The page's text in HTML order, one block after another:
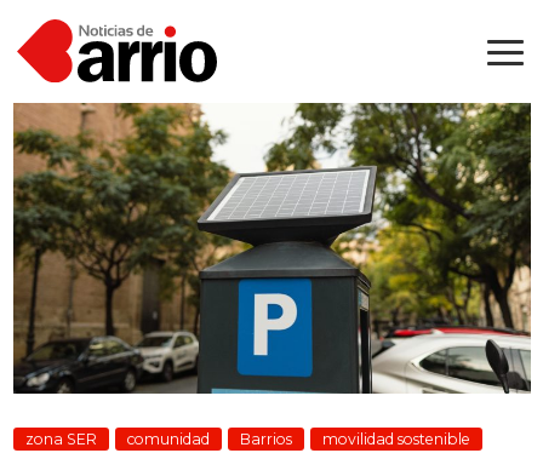
zona SER comunidad Barrios movilidad sostenible